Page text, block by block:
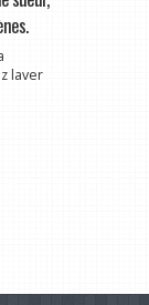
laver